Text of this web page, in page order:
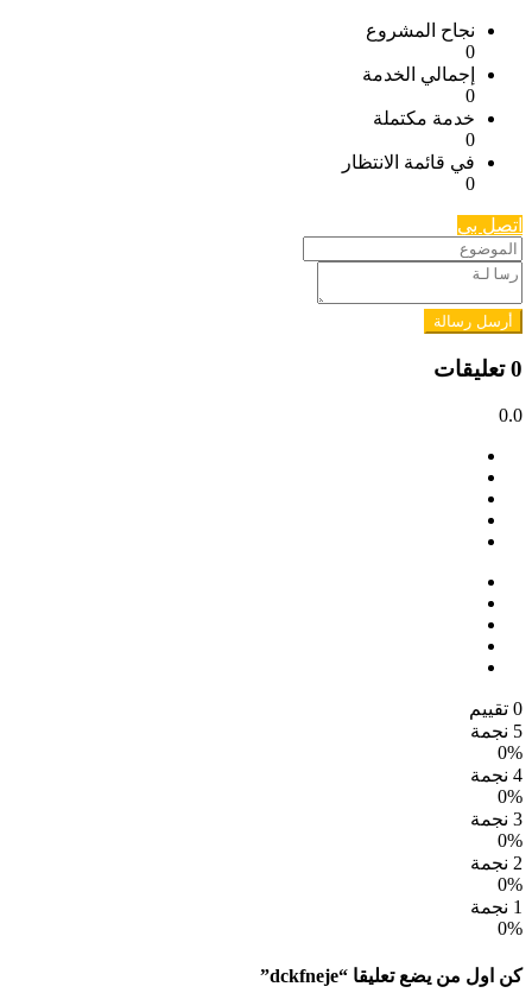
نجاح المشروع
0
إجمالي الخدمة
0
خدمة مكتملة
0
في قائمة الانتظار
0
اتصل بي
أرسل رسالة
0 تعليقات
0.0
0 تقييم
5 نجمة
0%
4 نجمة
0%
3 نجمة
0%
2 نجمة
0%
1 نجمة
0%
كن اول من يضع تعليقا “dckfneje”